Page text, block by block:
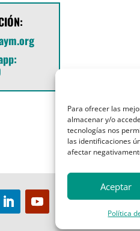
Para ofrecer las
almacenar y/o
tecnologías nos
las identificaciones
afectar
Aceptar
Política